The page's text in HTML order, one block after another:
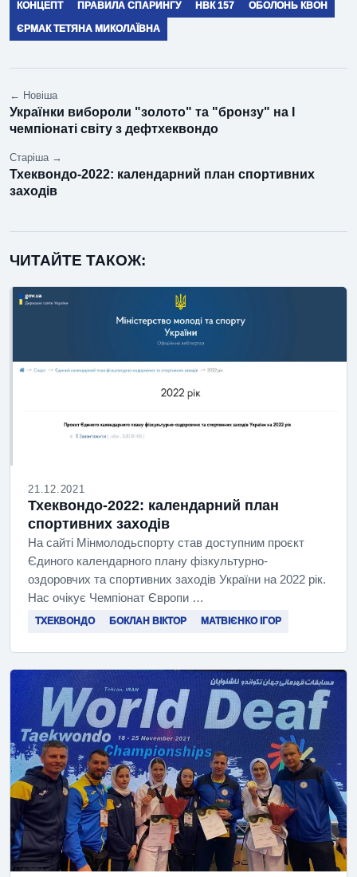
КОНЦЕПТ ПРАВИЛА СПАРИНГУ НВК 157 ОБОЛОНЬ КВОН
ЄРМАК ТЕТЯНА МИКОЛАЇВНА
← Новіша
Українки вибороли "золото" та "бронзу" на І
чемпіонаті світу з дефтхеквондо
Старіша →
Тхеквондо-2022: календарний план спортивних
заходів
ЧИТАЙТЕ ТАКОЖ:
21.12.2021
Тхеквондо-2022: календарний план
спортивних заходів
На сайті Мінмолодьспорту став доступним проєкт
Єдиного календарного плану фізкультурно-
оздоровчих та спортивних заходів України на 2022 рік.
Нас очікує Чемпіонат Європи …
ТХЕКВОНДО БОКЛАН ВІКТОР МАТВІЄНКО ІГОР